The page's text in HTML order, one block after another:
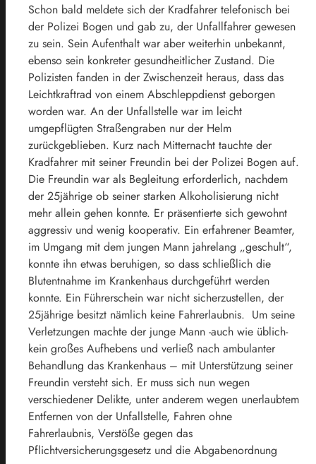
Schon bald meldete sich der Kradfahrer telefonisch bei
der Polizei Bogen und gab zu, der Unfallfahrer gewesen
zu sein. Sein Aufenthalt war aber weiterhin unbekannt,
ebenso sein konkreter gesundheitlicher Zustand. Die
Polizisten fanden in der Zwischenzeit heraus, dass das
Leichtkraftrad von einem Abschleppdienst geborgen
worden war. An der Unfallstelle war im leicht
umgepflügten Straßengraben nur der Helm
zurückgeblieben. Kurz nach Mitternacht tauchte der
Kradfahrer mit seiner Freundin bei der Polizei Bogen auf.
Die Freundin war als Begleitung erforderlich, nachdem
der 25jährige ob seiner starken Alkoholisierung nicht
mehr allein gehen konnte. Er präsentierte sich gewohnt
aggressiv und wenig kooperativ. Ein erfahrener Beamter,
im Umgang mit dem jungen Mann jahrelang „geschult“,
konnte ihn etwas beruhigen, so dass schließlich die
Blutentnahme im Krankenhaus durchgeführt werden
konnte. Ein Führerschein war nicht sicherzustellen, der
25jährige besitzt nämlich keine Fahrerlaubnis. Um seine
Verletzungen machte der junge Mann -auch wie üblich-
kein großes Aufhebens und verließ nach ambulanter
Behandlung das Krankenhaus – mit Unterstützung seiner
Freundin versteht sich. Er muss sich nun wegen
verschiedener Delikte, unter anderem wegen unerlaubtem
Entfernen von der Unfallstelle, Fahren ohne
Fahrerlaubnis, Verstöße gegen das
Pflichtversicherungsgesetz und die Abgabenordnung